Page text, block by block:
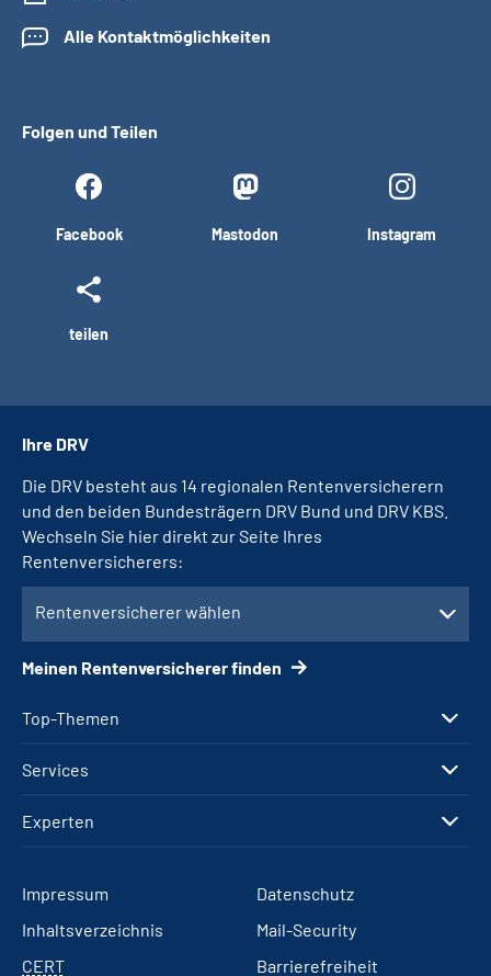
Alle Kontaktmöglichkeiten
Folgen und Teilen
Facebook Mastodon Instagram
teilen
Top-Themen
Services
Experten
Ihre DRV
Die DRV besteht aus 14 regionalen Rentenversicherern
und den beiden Bundesträgern DRV Bund und DRV KBS.
Wechseln Sie hier direkt zur Seite Ihres
Rentenversicherers:
Rentenversicherer wählen
Meinen Rentenversicherer finden
Impressum
Datenschutz
Inhaltsverzeichnis
Mail-Security
CERT
Barrierefreiheit